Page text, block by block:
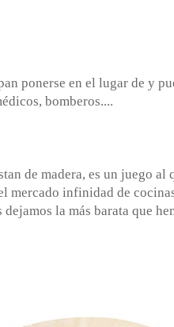
ponerse en el lugar de y
bomberos....
de madera, es un juego al
mercado infinidad de
la más barata que